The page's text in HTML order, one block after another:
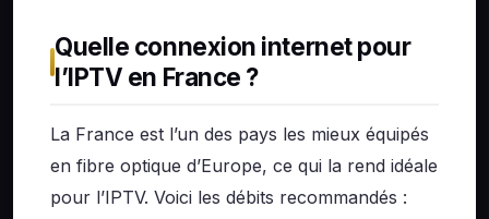
Quelle connexion internet pour
l’IPTV en France ?
La France est l’un des pays les mieux équipés
en fibre optique d’Europe, ce qui la rend idéale
pour l’IPTV. Voici les débits recommandés :